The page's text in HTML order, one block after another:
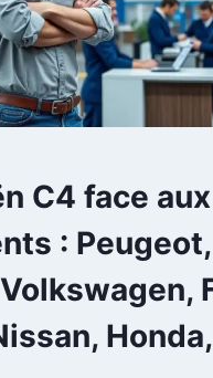
C4 face aux
: Peugeot,